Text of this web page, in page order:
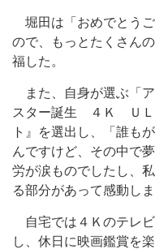
堀田は「おめでとう
ので、もっとたくさん
福した。
また、自身が選ぶ「
スター誕生 ４Ｋ ＵＬ
ト』を選出し、「誰も
んですけど、その中で
労が涙ものでしたし、
る部分があって感動し
自宅では４Ｋのテレ
し、休日に映画鑑賞を